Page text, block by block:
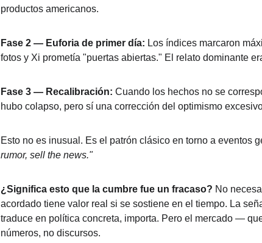
productos americanos.
Fase 2 — Euforia de primer día: Los índices marcaron
fotos y Xi prometía "puertas abiertas." El relato dominante
Fase 3 — Recalibración: Cuando los hechos no se
hubo colapso, pero sí una corrección del optimismo
Esto no es inusual. Es el patrón clásico en torno a eventos
rumor, sell the news."
¿Significa esto que la cumbre fue un fracaso? No
acordado tiene valor real si se sostiene en el tiempo. La
traduce en política concreta, importa. Pero el mercado —
números, no discursos.